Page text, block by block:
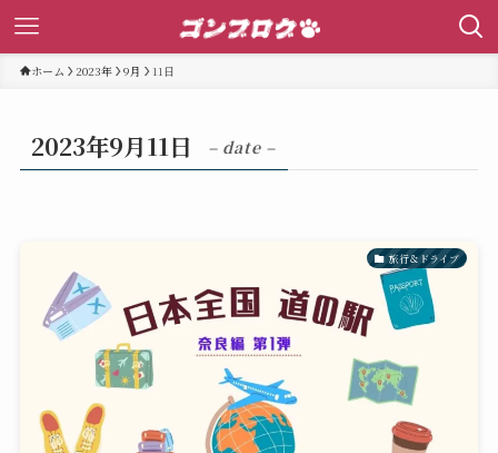
ホーム 2023年 9月 11日
2023年9月11日 – date –
旅行＆ドライブ